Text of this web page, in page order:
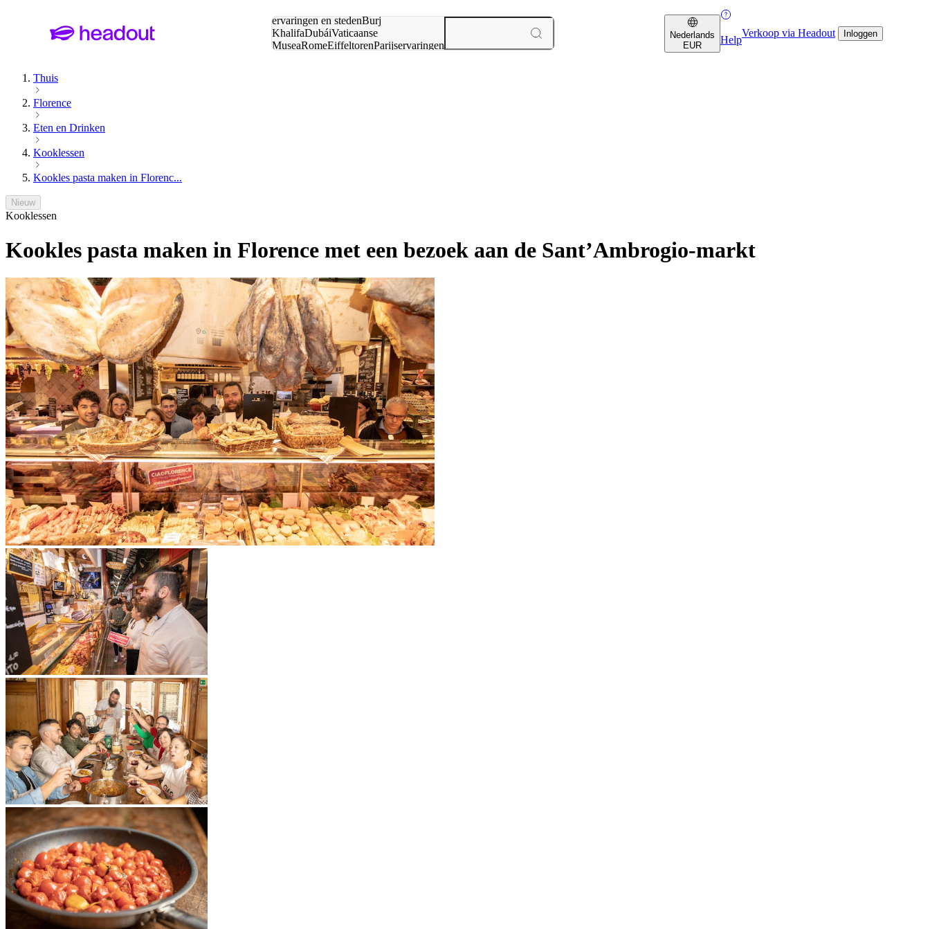
ervaringen en stedenBurj
KhalifaDubáiVaticaanse
MuseaRomeEiffeltorenParijservaringen
Nederlands
EUR
Help
Verkoop via Headout Inloggen
Thuis
Florence
Eten en Drinken
Kooklessen
Kookles pasta maken in Florenc...
Nieuw
Kooklessen
Kookles pasta maken in Florence met een bezoek aan de Sant’Ambrogio-markt